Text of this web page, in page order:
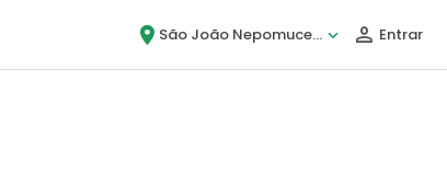
São João Nepomuceno Entrar
é Bigou!